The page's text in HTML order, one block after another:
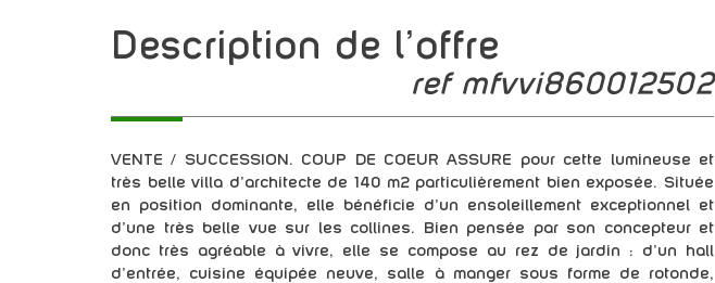
description de l'offre
ref mfvvi860012502
VENTE / SUCCESSION. COUP DE COEUR ASSURE pour cette lumineuse et
très belle villa d'architecte de 140 m2 particulièrement bien exposée. Située
en position dominante, elle bénéficie d'un ensoleillement exceptionnel et
d’une très belle vue sur les collines. Bien pensée par son concepteur et
donc très agréable à vivre, elle se compose au rez de jardin : d'un hall
d’entrée, cuisine équipée neuve, salle à manger sous forme de rotonde,